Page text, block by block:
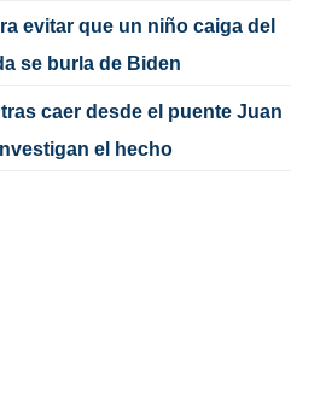
evitar que un niño caiga del
se burla de Biden
caer desde el puente Juan
el hecho